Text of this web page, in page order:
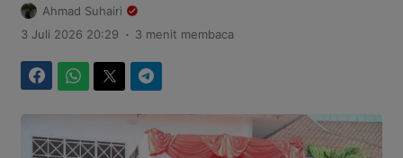
Ahmad Suhairi
3 Juli 2026 20:29 . 3 menit membaca